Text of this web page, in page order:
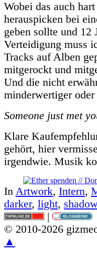
Wobei das auch
herauspicken bei
geben sollte und
Verteidigung muss
Tracks auf Alben
mitgerockt und
Und die nicht
minderwertiger
Someone just met
Klare
gehört, hier
irgendwie. Musik
In Artwork, Intern,
darker, light,
© 2010-2026
▲